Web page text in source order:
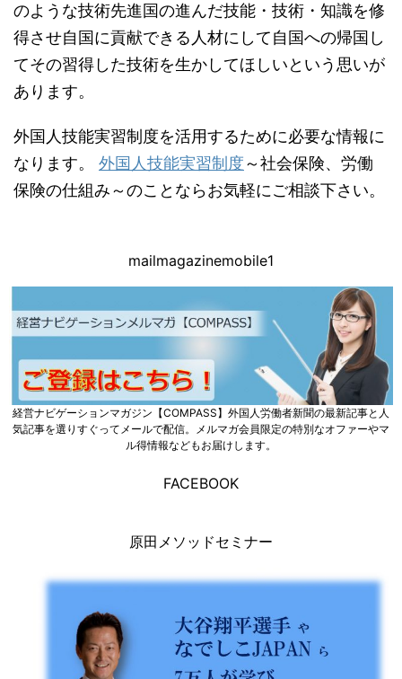
のような技術先進国の進んだ技能・技術・知識を修
得させ自国に貢献できる人材にして自国への帰国し
てその習得した技術を生かしてほしいという思いが
あります。
外国人技能実習制度を活用するために必要な情報に
なります。 外国人技能実習制度～社会保険、労働
保険の仕組み～のことならお気軽にご相談下さい。
mailmagazinemobile1
経営ナビゲーションマガジン【COMPASS】外国人労働者新聞の最新記事と人
気記事を選りすぐってメールで配信。メルマガ会員限定の特別なオファーやマ
ル得情報などもお届けします。
FACEBOOK
原田メソッドセミナー